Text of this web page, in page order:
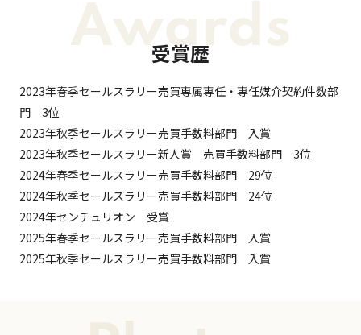
Awards
受賞歴
2023年春季セールスラリー売買専属専任・専任媒介契約件数部
門 3位
2023年秋季セールスラリー売買手数料部門 入賞
2023年秋季セールスラリー新人賞 売買手数料部門 3位
2024年春季セールスラリー売買手数料部門 29位
2024年秋季セールスラリー売買手数料部門 24位
2024年センチュリオン 受賞
2025年春季セールスラリー売買手数料部門 入賞
2025年秋季セールスラリー売買手数料部門 入賞